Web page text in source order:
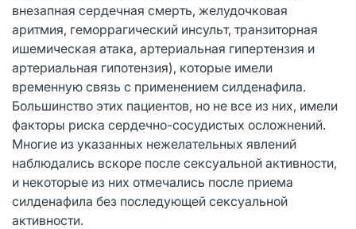
внезапная сердечная смерть, желудочковая
аритмия, геморрагический инсульт, транзиторная
ишемическая атака, артериальная гипертензия и
артериальная гипотензия), которые имели
временную связь с применением силденафила.
Большинство этих пациентов, но не все из них, имели
факторы риска сердечно-сосудистых осложнений.
Многие из указанных нежелательных явлений
наблюдались вскоре после сексуальной активности,
и некоторые из них отмечались после приема
силденафила без последующей сексуальной
активности.